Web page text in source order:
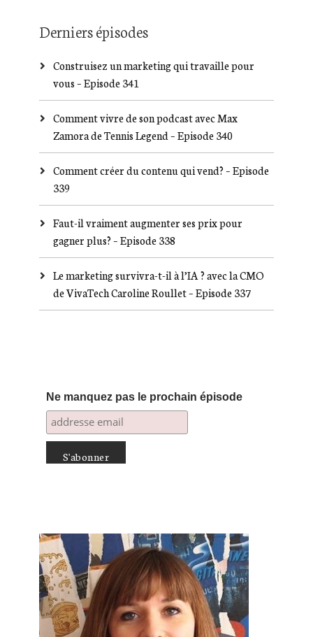
Derniers épisodes
Construisez un marketing qui travaille pour
vous – Episode 341
Comment vivre de son podcast avec Max
Zamora de Tennis Legend – Episode 340
Comment créer du contenu qui vend? – Episode
339
Faut-il vraiment augmenter ses prix pour
gagner plus? – Episode 338
Le marketing survivra-t-il à l’IA ? avec la CMO
de VivaTech Caroline Roullet – Episode 337
Ne manquez pas le prochain épisode